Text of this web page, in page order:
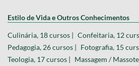
Estilo de Vida e Outros Conhecimentos
Culinária, 18 cursos | Confeitaria, 12
Pedagogia, 26 cursos | Fotografia, 15
Teologia, 17 cursos | Massagem /